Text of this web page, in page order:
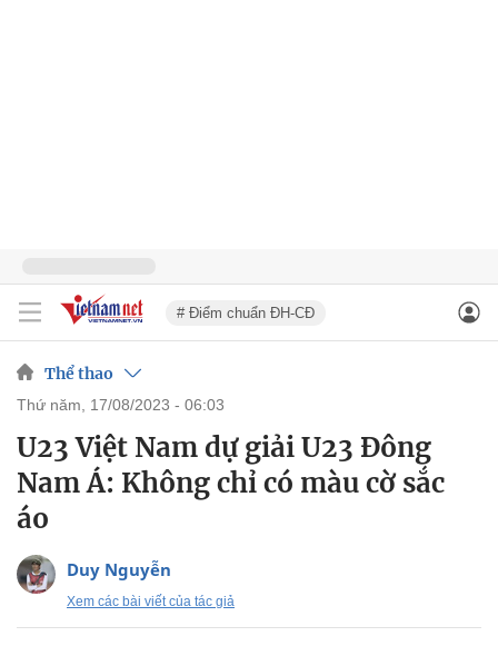
# Điểm chuẩn ĐH-CĐ
Thể thao
thứ năm, 17/08/2023 - 06:03
U23 Việt Nam dự giải U23 Đông
Nam Á: Không chỉ có màu cờ sắc
áo
Duy Nguyễn
Xem các bài viết của tác giả